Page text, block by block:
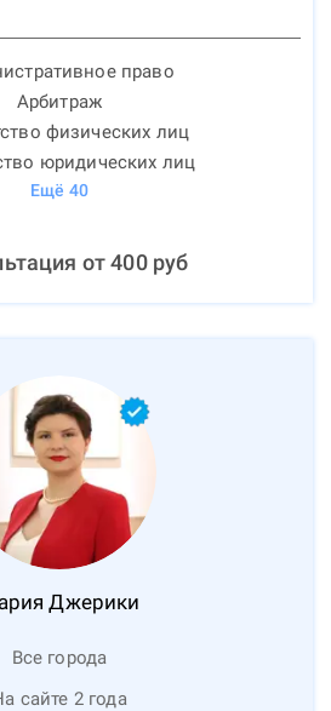
право
Арбитраж
физических лиц
юридических лиц
Ещё 40
от400руб
Джерики
Все города
сайте 2 года